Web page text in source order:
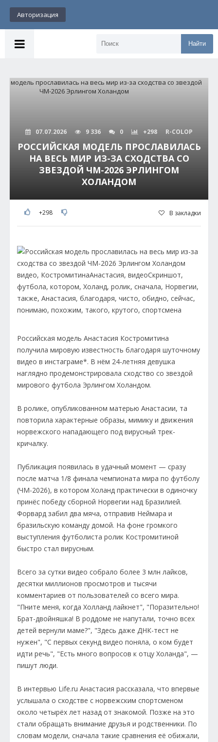
Авторизация
Найти
07.07.2026 9 336 0 +298 R-COLOP
РОССИЙСКАЯ МОДЕЛЬ ПРОСЛАВИЛАСЬ
НА ВЕСЬ МИР ИЗ-ЗА СХОДСТВА СО
ЗВЕЗДОЙ ЧМ-2026 ЭРЛИНГОМ
ХОЛАНДОМ
+298 В закладки
Российская модель Анастасия Костромитина
получила мировую известность благодаря шуточному
видео в инстаграме*. В нём 24-летняя девушка
наглядно продемонстрировала сходство со звездой
мирового футбола Эрлингом Холандом.
В ролике, опубликованном матерью Анастасии, та
повторила характерные образы, мимику и движения
норвежского нападающего под вирусный трек-
кричалку.
Публикация появилась в удачный момент — сразу
после матча 1/8 финала чемпионата мира по футболу
(ЧМ-2026), в котором Холанд практически в одиночку
принёс победу сборной Норвегии над Бразилией.
Форвард забил два мяча, отправив Неймара и
бразильскую команду домой. На фоне громкого
выступления футболиста ролик Костромитиной
быстро стал вирусным.
Всего за сутки видео собрало более 3 млн лайков,
десятки миллионов просмотров и тысячи
комментариев от пользователей со всего мира.
"Пните меня, когда Холланд лайкнет", "Поразительно!
Брат-двойняшка! В роддоме не напутали, точно всех
детей вернули маме?", "Здесь даже ДНК-тест не
нужен", "С первых секунд видео поняла, о ком будет
идти речь", "Есть много вопросов к отцу Холанда", —
пишут люди.
В интервью Life.ru Анастасия рассказала, что впервые
услышала о сходстве с норвежским спортсменом
около четырёх лет назад от знакомой. Позже на это
стали обращать внимание друзья и родственники. По
словам модели, сначала такие сравнения её обижали,